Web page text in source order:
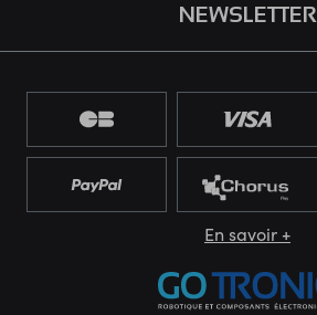
NEWSLETTER
En savoir +